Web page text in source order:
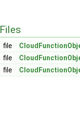
Files
file
file
file